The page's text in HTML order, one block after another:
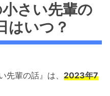
小さい先輩の
はいつ？
先輩の話』は、 2023年7